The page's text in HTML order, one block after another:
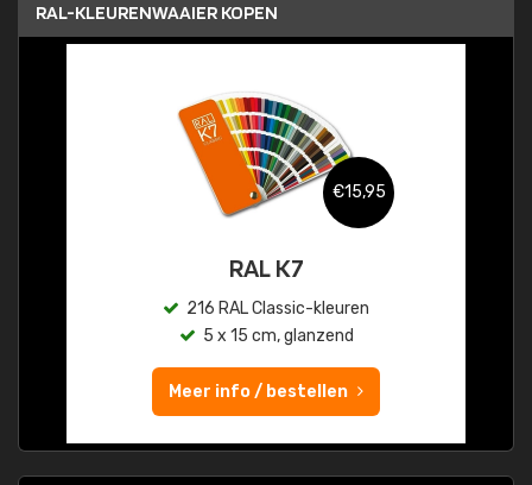
RAL-KLEURENWAAIER KOPEN
€15,95
RAL K7
216 RAL Classic-kleuren
5 x 15 cm, glanzend
Meer info / bestellen